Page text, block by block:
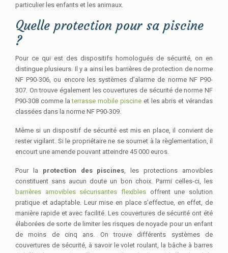
particulier les enfants et les animaux.
Quelle protection pour sa piscine
?
Pour ce qui est des dispositifs homologués de sécurité, on en
distingue plusieurs. Il y a ainsi les barrières de protection de norme
NF P90-306, ou encore les systèmes d’alarme de norme NF P90-
307. On trouve également les couvertures de sécurité de norme NF
P90-308 comme laterrasse mobile piscine et les abris et vérandas
classées dans la norme NF P90-309.
Même si un dispositif de sécurité est mis en place, il convient de
rester vigilant. Si le propriétaire ne se soumet à la règlementation, il
encourt une amende pouvant atteindre 45 000 euros.
Pour la protection des piscines, les protections amovibles
constituent sans aucun doute un bon choix. Parmi celles-ci, les
barrières amovibles sécurisantes flexibles offrent une solution
pratique et adaptable. Leur mise en place s’effectue, en effet, de
manière rapide et avec facilité. Les couvertures de sécurité ont été
élaborées de sorte de limiter les risques de noyade pour un enfant
de moins de cinq ans. On trouve différents systèmes de
couvertures de sécurité, à savoir le volet roulant, la bâche à barres